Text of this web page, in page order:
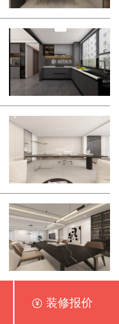
 装修报价